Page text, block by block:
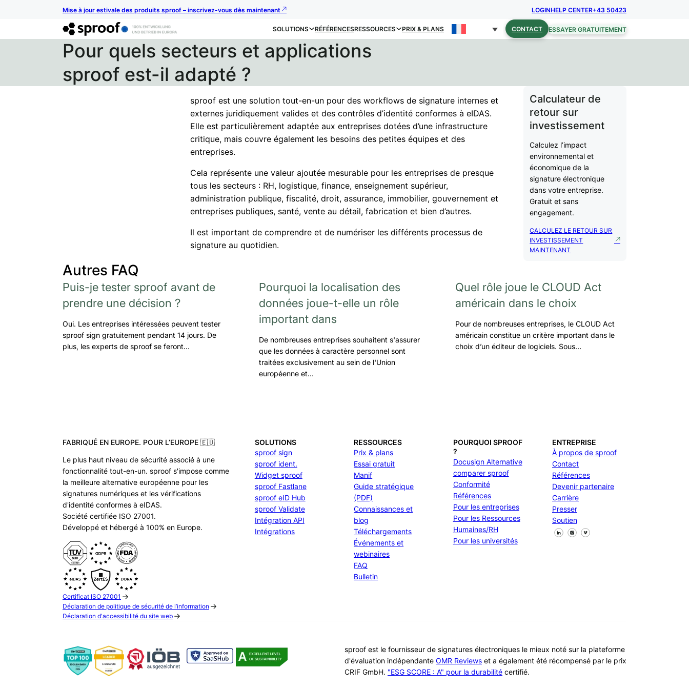
Mise à jour estivale des produits sproof – inscrivez-vous dès maintenant LOGINHELP CENTER+43 50423
SOLUTIONS RÉFÉRENCESRESSOURCES PRIX & PLANS CONTACT ESSAYER GRATUITEMENT
Pour quels secteurs et applications
sproof est-il adapté ?
sproof est une solution tout-en-un pour des workflows de signature internes et
externes juridiquement valides et des contrôles d’identité conformes à eIDAS.
Elle est particulièrement adaptée aux entreprises dotées d’une infrastructure
critique, mais couvre également les besoins des petites équipes et des
entreprises.
Cela représente une valeur ajoutée mesurable pour les entreprises de presque
tous les secteurs : RH, logistique, finance, enseignement supérieur,
administration publique, fiscalité, droit, assurance, immobilier, gouvernement et
entreprises publiques, santé, vente au détail, fabrication et bien d’autres.
Il est important de comprendre et de numériser les différents processus de
signature au quotidien.
Calculateur de
retour sur
investissement
Calculez l’impact
environnemental et
économique de la
signature électronique
dans votre entreprise.
Gratuit et sans
engagement.
CALCULEZ LE RETOUR SUR
INVESTISSEMENT
MAINTENANT
Autres FAQ
Puis-je tester sproof avant de
prendre une décision ?
Oui. Les entreprises intéressées peuvent tester
sproof sign gratuitement pendant 14 jours. De
plus, les experts de sproof se feront…
Pourquoi la localisation des
données joue-t-elle un rôle
important dans
De nombreuses entreprises souhaitent s'assurer
que les données à caractère personnel sont
traitées exclusivement au sein de l'Union
européenne et…
Quel rôle joue le CLOUD Act
américain dans le choix
Pour de nombreuses entreprises, le CLOUD Act
américain constitue un critère important dans le
choix d’un éditeur de logiciels. Sous…
FABRIQUÉ EN EUROPE. POUR L’EUROPE 🇪🇺
Le plus haut niveau de sécurité associé à une
fonctionnalité tout-en-un. sproof s'impose comme
la meilleure alternative européenne pour les
signatures numériques et les vérifications
d'identité conformes à eIDAS.
Société certifiée ISO 27001.
Développé et hébergé à 100% en Europe.
Certificat ISO 27001
Déclaration de politique de sécurité de l’information
Déclaration d'accessibilité du site web
SOLUTIONS
sproof sign
sproof ident.
Widget sproof
sproof Fastlane
sproof eID Hub
sproof Validate
Intégration API
Intégrations
RESSOURCES
Prix & plans
Essai gratuit
Manif
Guide stratégique
(PDF)
Connaissances et
blog
Téléchargements
Événements et
webinaires
FAQ
Bulletin
POURQUOI SPROOF
?
Docusign Alternative
comparer sproof
Conformité
Références
Pour les entreprises
Pour les Ressources
Humaines/RH
Pour les universités
ENTREPRISE
À propos de sproof
Contact
Références
Devenir partenaire
Carrière
Presser
Soutien
Suivez-nous sur Facebook
Suivez-nous sur X
Suivez-nous sur LinkedIn
sproof est le fournisseur de signatures électroniques le mieux noté sur la plateforme
d'évaluation indépendante OMR Reviews et a également été récompensé par le prix
CRIF GmbH. "ESG SCORE : A" pour la durabilité certifié.